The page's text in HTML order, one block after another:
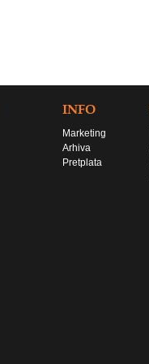
INFO
Marketing
Arhiva
Pretplata